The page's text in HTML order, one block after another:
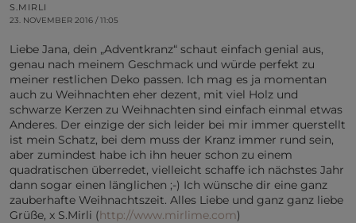
S.MIRLI
23. NOVEMBER 2016 / 11:05
Liebe Jana, dein „Adventkranz“ schaut einfach genial aus,
genau nach meinem Geschmack und würde perfekt zu
meiner restlichen Deko passen. Ich mag es ja momentan
auch zu Weihnachten eher dezent, mit viel Holz und
schwarze Kerzen zu Weihnachten sind einfach einmal etwas
Anderes. Der einzige der sich leider bei mir immer querstellt
ist mein Schatz, bei dem muss der Kranz immer rund sein,
aber zumindest habe ich ihn heuer schon zu einem
quadratischen überredet, vielleicht schaffe ich nächstes Jahr
dann sogar einen länglichen ;-) Ich wünsche dir eine ganz
zauberhafte Weihnachtszeit. Alles Liebe und ganz ganz liebe
Grüße, x S.Mirli (http://www.mirlime.com)